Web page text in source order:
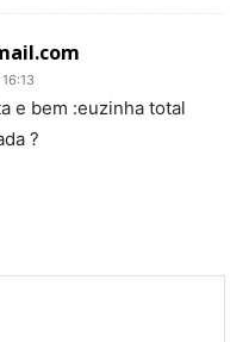
e bem :euzinha total
?